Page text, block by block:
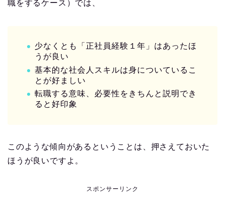
職をするケース）では、
少なくとも「正社員経験１年」はあったほ
うが良い
基本的な社会人スキルは身についているこ
とが好ましい
転職する意味、必要性をきちんと説明でき
ると好印象
このような傾向があるということは、押さえておいた
ほうが良いですよ。
スポンサーリンク